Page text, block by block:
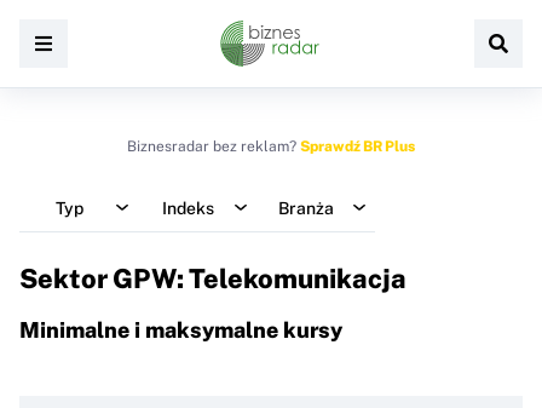
Biznesradar bez reklam? Sprawdź BR Plus
Typ Indeks Branża
Sektor GPW: Telekomunikacja
Minimalne i maksymalne kursy